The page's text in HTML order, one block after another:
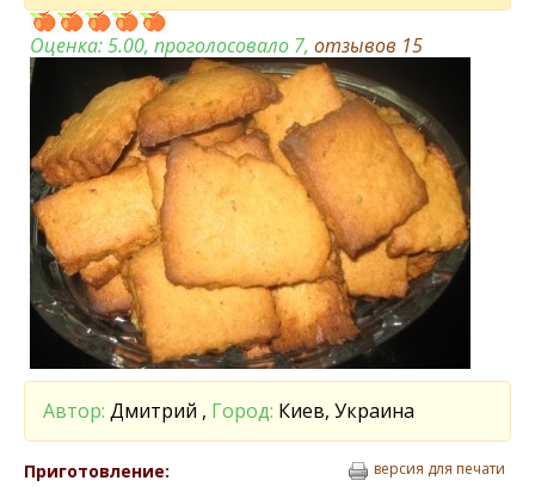
Оценка:5.00, проголосовало 7, отзывов 15
Автор: Дмитрий , Город: Киев, Украина
Приготовление: версия для печати